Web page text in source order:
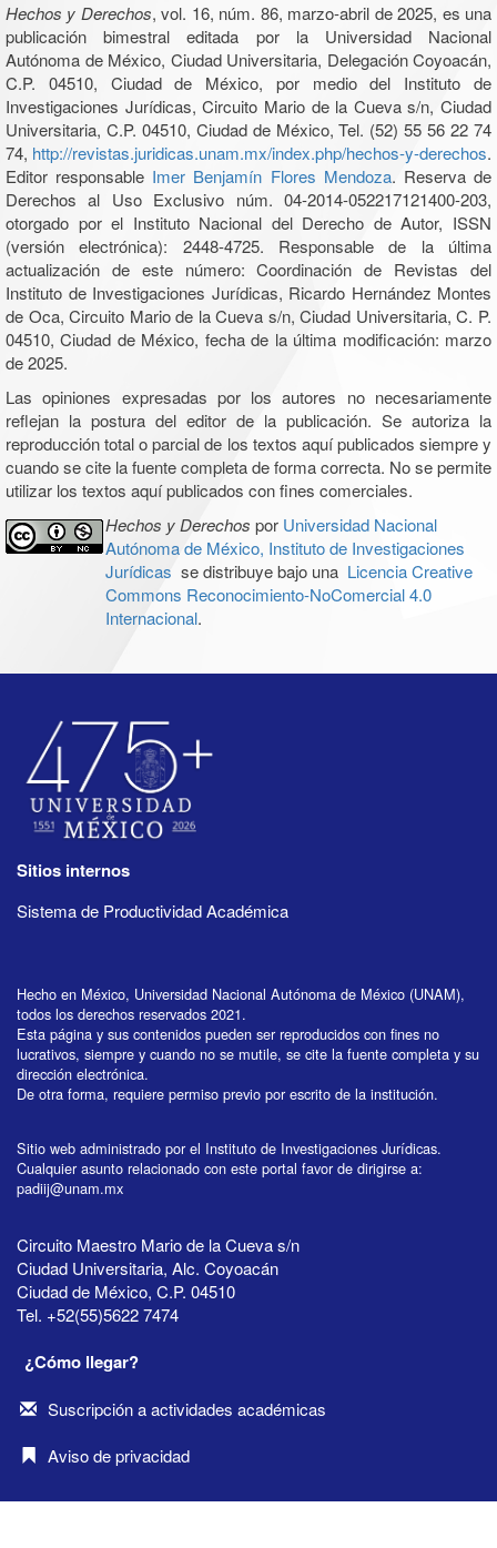
Hechos y Derechos, vol. 16, núm. 86, marzo-abril de 2025, es una
publicación bimestral editada por la Universidad Nacional
Autónoma de México, Ciudad Universitaria, Delegación Coyoacán,
C.P. 04510, Ciudad de México, por medio del Instituto de
Investigaciones Jurídicas, Circuito Mario de la Cueva s/n, Ciudad
Universitaria, C.P. 04510, Ciudad de México, Tel. (52) 55 56 22 74
74, http://revistas.juridicas.unam.mx/index.php/hechos-y-derechos.
Editor responsable Imer Benjamín Flores Mendoza. Reserva de
Derechos al Uso Exclusivo núm. 04-2014-052217121400-203,
otorgado por el Instituto Nacional del Derecho de Autor, ISSN
(versión electrónica): 2448-4725. Responsable de la última
actualización de este número: Coordinación de Revistas del
Instituto de Investigaciones Jurídicas, Ricardo Hernández Montes
de Oca, Circuito Mario de la Cueva s/n, Ciudad Universitaria, C. P.
04510, Ciudad de México, fecha de la última modificación: marzo
de 2025.
Las opiniones expresadas por los autores no necesariamente
reflejan la postura del editor de la publicación. Se autoriza la
reproducción total o parcial de los textos aquí publicados siempre y
cuando se cite la fuente completa de forma correcta. No se permite
utilizar los textos aquí publicados con fines comerciales.
Hechos y Derechos por Universidad Nacional
Autónoma de México, Instituto de Investigaciones
Jurídicas se distribuye bajo una Licencia Creative
Commons Reconocimiento-NoComercial 4.0
Internacional.
Sitios internos
Sistema de Productividad Académica
Hecho en México, Universidad Nacional Autónoma de México (UNAM),
todos los derechos reservados 2021.
Esta página y sus contenidos pueden ser reproducidos con fines no
lucrativos, siempre y cuando no se mutile, se cite la fuente completa y su
dirección electrónica.
De otra forma, requiere permiso previo por escrito de la institución.
Sitio web administrado por el Instituto de Investigaciones Jurídicas.
Cualquier asunto relacionado con este portal favor de dirigirse a:
padiij@unam.mx
Circuito Maestro Mario de la Cueva s/n
Ciudad Universitaria, Alc. Coyoacán
Ciudad de México, C.P. 04510
Tel. +52(55)5622 7474
¿Cómo llegar?
Suscripción a actividades académicas
Aviso de privacidad